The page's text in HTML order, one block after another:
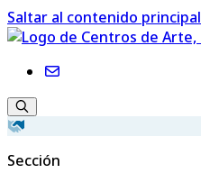
Saltar al contenido principal
Sección